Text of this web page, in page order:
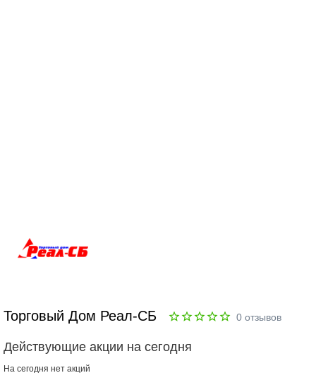
Торговый Дом Реал-СБ 0 отзывов
Действующие акции на сегодня
На сегодня нет акций